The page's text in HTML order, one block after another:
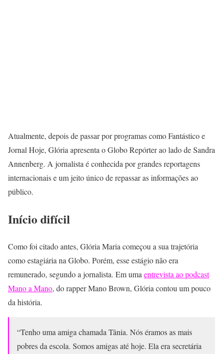
Atualmente, depois de passar por programas como Fantástico e
Jornal Hoje, Glória apresenta o Globo Repórter ao lado de Sandra
Annenberg. A jornalista é conhecida por grandes reportagens
internacionais e um jeito único de repassar as informações ao
público.
Início difícil
Como foi citado antes, Glória Maria começou a sua trajetória
como estagiária na Globo. Porém, esse estágio não era
remunerado, segundo a jornalista. Em uma entrevista ao podcast
Mano a Mano, do rapper Mano Brown, Glória contou um pouco
da história.
“Tenho uma amiga chamada Tânia. Nós éramos as mais
pobres da escola. Somos amigas até hoje. Ela era secretária